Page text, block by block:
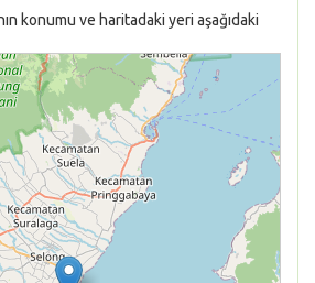
konumu ve haritadaki yeri aşağıdaki